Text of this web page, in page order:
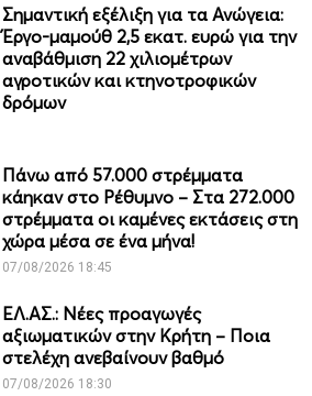
Σημαντική εξέλιξη για τα Ανώγεια:
Έργο-μαμούθ 2,5 εκατ. ευρώ για την
αναβάθμιση 22 χιλιομέτρων
αγροτικών και κτηνοτροφικών
δρόμων
Πάνω από 57.000 στρέμματα
κάηκαν στο Ρέθυμνο – Στα 272.000
στρέμματα οι καμένες εκτάσεις στη
χώρα μέσα σε ένα μήνα!
07/08/2026 18:45
ΕΛ.ΑΣ.: Νέες προαγωγές
αξιωματικών στην Κρήτη – Ποια
στελέχη ανεβαίνουν βαθμό
07/08/2026 18:30